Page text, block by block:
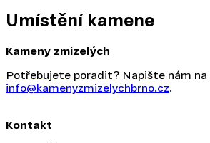
Umístění kamene
Kameny zmizelých
Potřebujete poradit? Napište nám na
info@kamenyzmizelychbrno.cz.
Kontakt